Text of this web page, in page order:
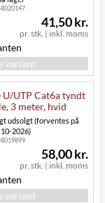
pr. stk. | inkl. moms
41,50 kr.
variant
U/UTP Cat6a tyndt
3 meter, hvid
udsolgt (forventes på
2026)
pr. stk. | inkl. moms
58,00 kr.
variant